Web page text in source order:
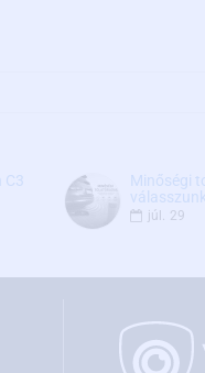
C3
Minőségi
júl. 29